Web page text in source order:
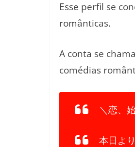
Esse perfil se
românticas.
A conta se
comédias
＼恋、
本日よ